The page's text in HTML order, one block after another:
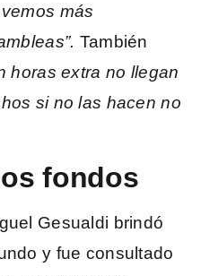
más
También
horas extra no llegan
si no las hacen no
fondos
Gesualdi brindó
y fue consultado